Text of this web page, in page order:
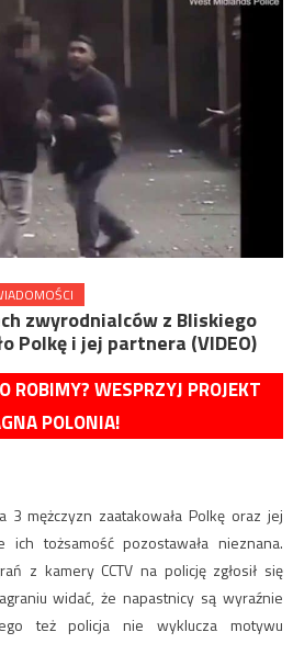
zwyrodnialców z Bliskiego
Polkę i jej partnera (VIDEO)
ROBIMY? WESPRZYJ PROJEKT
POLONIA!
mężczyzn zaatakowała Polkę oraz jej
tożsamość pozostawała nieznana.
z kamery CCTV na policję zgłosił się
widać, że napastnicy są wyraźnie
też policja nie wyklucza motywu